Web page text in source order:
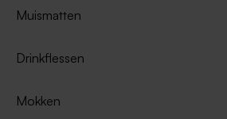
Muismatten
Drinkflessen
Mokken